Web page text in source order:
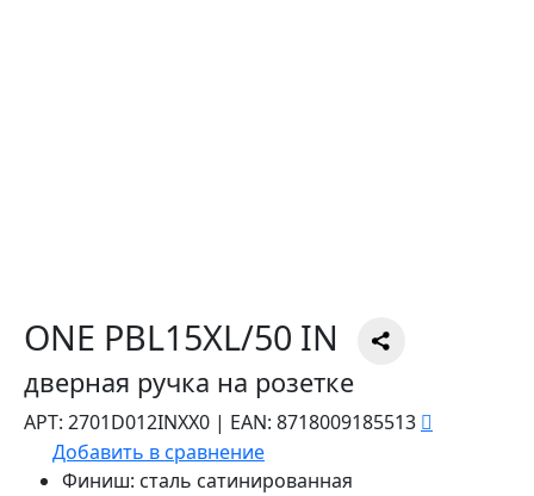
ONE PBL15XL/50 IN
дверная ручка на розетке
АРТ: 2701D012INXX0 | EAN: 8718009185513
Добавить в сравнение
Финиш: сталь сатинированная